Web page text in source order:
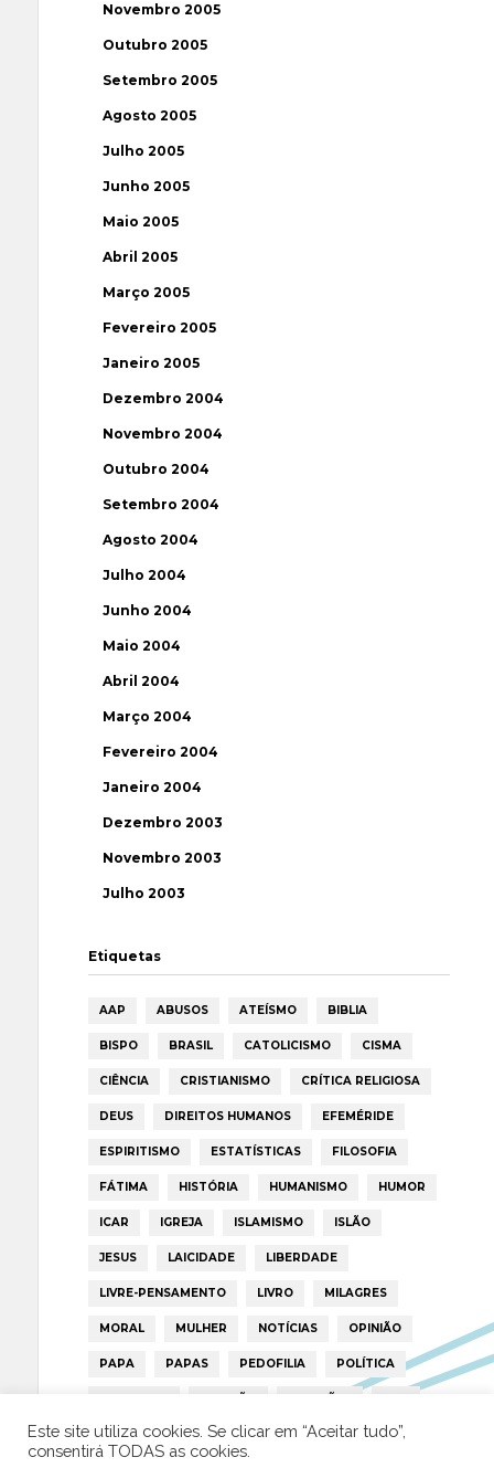
Novembro 2005
Outubro 2005
Setembro 2005
Agosto 2005
Julho 2005
Junho 2005
Maio 2005
Abril 2005
Março 2005
Fevereiro 2005
Janeiro 2005
Dezembro 2004
Novembro 2004
Outubro 2004
Setembro 2004
Agosto 2004
Julho 2004
Junho 2004
Maio 2004
Abril 2004
Março 2004
Fevereiro 2004
Janeiro 2004
Dezembro 2003
Novembro 2003
Julho 2003
Etiquetas
AAP ABUSOS ATEÍSMO BIBLIA
BISPO BRASIL CATOLICISMO CISMA
CIÊNCIA CRISTIANISMO CRÍTICA RELIGIOSA
DEUS DIREITOS HUMANOS EFEMÉRIDE
ESPIRITISMO ESTATÍSTICAS FILOSOFIA
FÁTIMA HISTÓRIA HUMANISMO HUMOR
ICAR IGREJA ISLAMISMO ISLÃO
JESUS LAICIDADE LIBERDADE
LIVRE-PENSAMENTO LIVRO MILAGRES
MORAL MULHER NOTÍCIAS OPINIÃO
PAPA PAPAS PEDOFILIA POLÍTICA
PORTUGAL RELIGIÃO RELIGIÕES RTP
TRUMP VATICANO
Este site utiliza cookies. Se clicar em “Aceitar tudo”,
consentirá TODAS as cookies.